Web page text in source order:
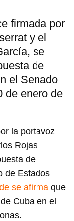
firmada por
y el
se
de
el Senado
de enero de
la portavoz
Rojas
de
de Estados
se afirma que
Cuba en el